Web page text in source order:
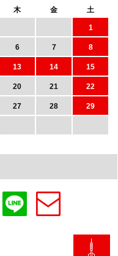
木 金
土
1
6 7
8
13 14
15
20 21
22
27 28
29